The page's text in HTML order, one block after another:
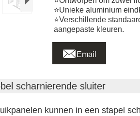
⭐Unieke aluminium
⭐Verschillende
aangepaste kleuren.
 Email
scharnierende sluiter
kunnen in een stapel